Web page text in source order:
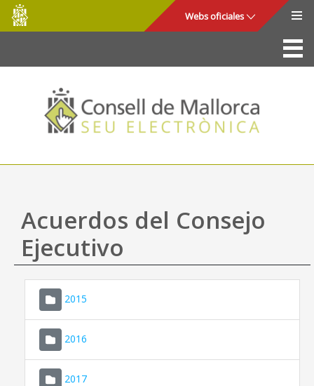
Saltar al contenido principal
Consell
de
Mallorca
Webs oficiales
La Sede
Consejo de Mallorca
Acceso y seguridad
Utilidades
Mapa web
Ayuda
Acuerdos del Consejo
Ejecutivo
2015
2016
2017